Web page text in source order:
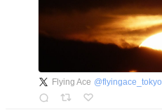
Flying Ace @flyingace_tokyo